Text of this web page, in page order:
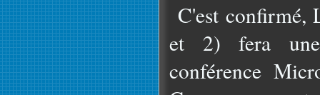
C'est confirmé,
et 2) fera
conférence